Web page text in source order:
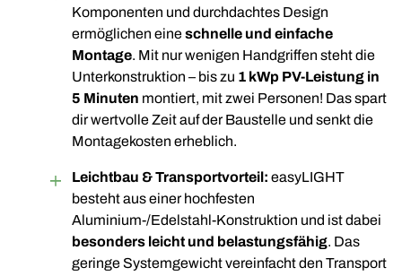
Komponenten und durchdachtes Design
ermöglichen eineschnelle und einfache
Montage. Mit nur wenigen Handgriffen steht die
Unterkonstruktion – bis zu 1 kWp PV-Leistung in
5 Minuten montiert, mit zwei Personen! Das spart
dir wertvolle Zeit auf der Baustelle und senkt die
Montagekosten erheblich.
Leichtbau & Transportvorteil: easyLIGHT
besteht aus einer hochfesten
Aluminium-/Edelstahl-Konstruktion und ist dabei
besonders leicht und belastungsfähig. Das
geringe Systemgewicht vereinfacht den Transport